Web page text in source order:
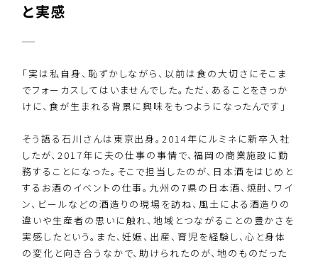
と実感
「実は私自身、恥ずかしながら、以前は食の大切さにそこま
でフォーカスしてはいませんでした。ただ、あることをきっか
けに、食が生まれる背景に興味をもつようになったんです」
そう語る石川さんは東京出身。2014年にルミネに新卒入社
したが、2017年に夫の仕事の事情で、福岡の商業施設に勤
務することになった。そこで担当したのが、日本酒をはじめと
するお酒のイベントの仕事。九州の7県の日本酒、焼酎、ワイ
ン、ビールなどの酒造りの現場を訪ね、風土による酒造りの
違いや生産者の思いに触れ、地域とつながることの豊かさを
実感したという。また、妊娠、出産、育児を経験し、心と身体
の変化と向き合うなかで、助けられたのが、地のものだった